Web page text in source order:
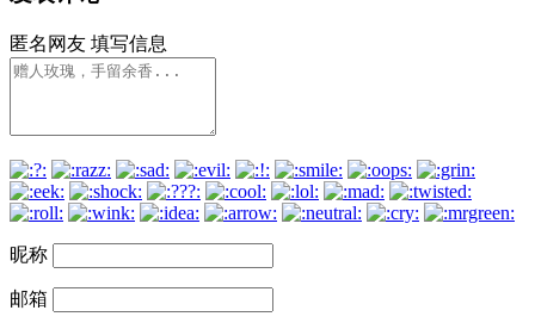
匿名网友 填写信息
昵称
邮箱